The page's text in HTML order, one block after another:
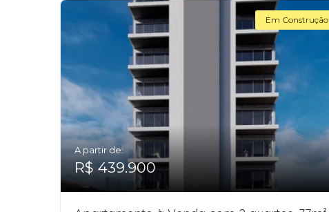
Em Construção
A partir de:
R$ 439.900